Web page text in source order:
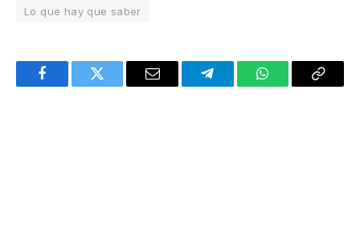
Lo que hay que saber
FacebookTwitter Email TelegramWhatsAppCopy